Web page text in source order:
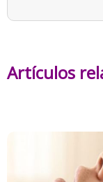
Artículos